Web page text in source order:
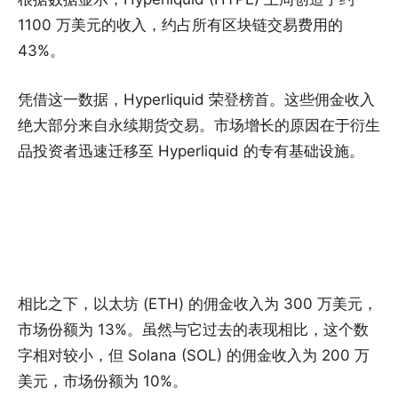
1100 万美元的收入，约占所有区块链交易费用的
43%。
凭借这一数据，Hyperliquid 荣登榜首。这些佣金收入
绝大部分来自永续期货交易。市场增长的原因在于衍生
品投资者迅速迁移至 Hyperliquid 的专有基础设施。
相比之下，以太坊 (ETH) 的佣金收入为 300 万美元，
市场份额为 13%。虽然与它过去的表现相比，这个数
字相对较小，但 Solana (SOL) 的佣金收入为 200 万
美元，市场份额为 10%。